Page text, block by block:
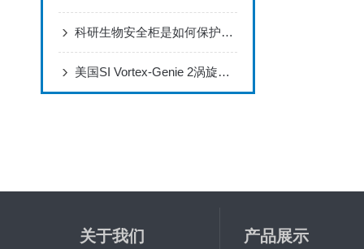
科研生物安全柜是如何保护使用者和实验环境的？
美国SI Vortex-Genie 2涡旋振荡器（旋涡混合器）使用展示
关于我们 产品展示